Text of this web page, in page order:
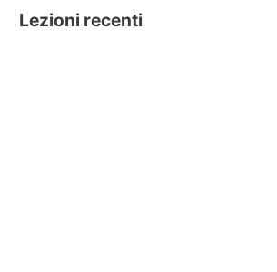
Lezioni recenti